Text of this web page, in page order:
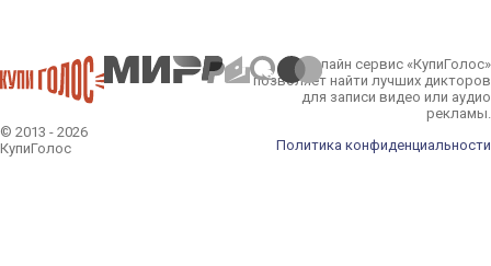
© 2013 - 2026
КупиГолос
Онлайн сервис «КупиГолос»
позволяет найти лучших дикторов
для записи видео или аудио
рекламы.
Политика конфиденциальности